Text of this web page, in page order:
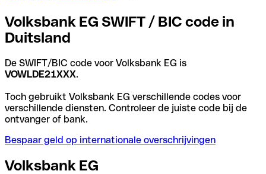
Volksbank EG SWIFT / BIC code in
Duitsland
De SWIFT/BIC code voor Volksbank EG is
VOWLDE21XXX.
Toch gebruikt Volksbank EG verschillende codes voor
verschillende diensten. Controleer de juiste code bij de
ontvanger of bank.
Bespaar geld op internationale overschrijvingen
Volksbank EG